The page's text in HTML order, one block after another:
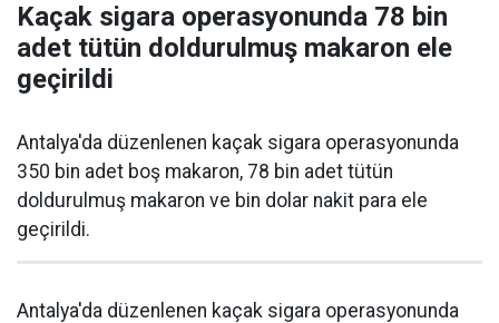
Kaçak sigara operasyonunda 78 bin
adet tütün doldurulmuş makaron ele
geçirildi
Antalya'da düzenlenen kaçak sigara operasyonunda
350 bin adet boş makaron, 78 bin adet tütün
doldurulmuş makaron ve bin dolar nakit para ele
geçirildi.
Antalya'da düzenlenen kaçak sigara operasyonunda